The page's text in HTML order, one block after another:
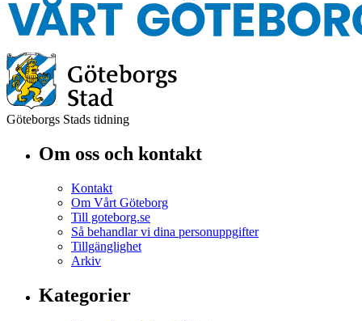
Göteborgs Stads tidning
Om oss och kontakt
Kontakt
Om Vårt Göteborg
Till goteborg.se
Så behandlar vi dina personuppgifter
Tillgänglighet
Arkiv
Kategorier